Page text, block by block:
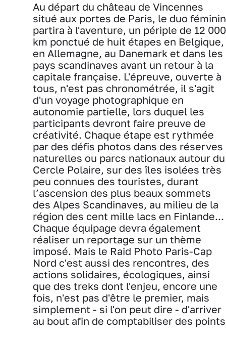
Au départ du château de Vincennes
situé aux portes de Paris, le duo féminin
partira à l'aventure, un périple de 12 000
km ponctué de huit étapes en Belgique,
en Allemagne, au Danemark et dans les
pays scandinaves avant un retour à la
capitale française. L'épreuve, ouverte à
tous, n'est pas chronométrée, il s'agit
d'un voyage photographique en
autonomie partielle, lors duquel les
participants devront faire preuve de
créativité. Chaque étape est rythmée
par des défis photos dans des réserves
naturelles ou parcs nationaux autour du
Cercle Polaire, sur des îles isolées très
peu connues des touristes, durant
l’ascension des plus beaux sommets
des Alpes Scandinaves, au milieu de la
région des cent mille lacs en Finlande...
Chaque équipage devra également
réaliser un reportage sur un thème
imposé. Mais le Raid Photo Paris-Cap
Nord c'est aussi des rencontres, des
actions solidaires, écologiques, ainsi
que des treks dont l'enjeu, encore une
fois, n'est pas d'être le premier, mais
simplement - si l'on peut dire - d'arriver
au bout afin de comptabiliser des